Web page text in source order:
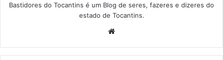
Bastidores do Tocantins é um Blog de seres, fazeres e dizeres do
estado de Tocantins.
b